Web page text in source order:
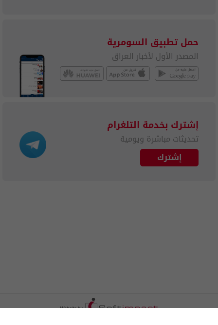
حمل تطبيق السومرية
المصدر الأول لأخبار العراق
إشترك بخدمة التلغرام
تحديثات مباشرة ويومية
إشترك